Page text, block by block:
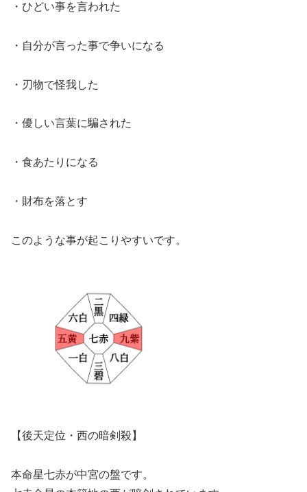
・ひどい事を言われた
・自分が言った事で争いになる
・刃物で怪我した
・優しい言葉に騙された
・食あたりになる
・財布を落とす
このような事が起こりやすいです。
【後天定位・西の暗剣殺】
本命星七赤が中宮の盤です。